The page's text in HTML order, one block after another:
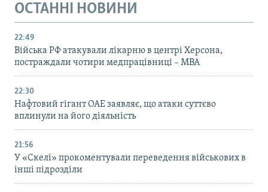
ОСТАННІ НОВИНИ
22:49
Війська РФ атакували лікарню в центрі Херсона,
постраждали чотири медпрацівниці – МВА
22:30
Нафтовий гігант ОАЕ заявляє, що атаки суттєво
вплинули на його діяльність
21:56
У «Скелі» прокоментували переведення військових в
інші підрозділи